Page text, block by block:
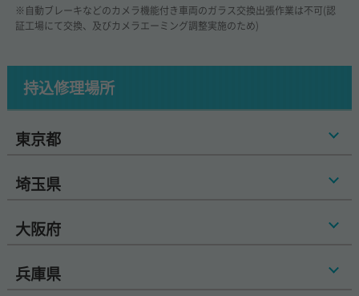
※自動ブレーキなどのカメラ機能付き車両のガラス交換出張作業は不可(認
証工場にて交換、及びカメラエーミング調整実施のため)
持込修理場所
東京都
埼玉県
大阪府
兵庫県